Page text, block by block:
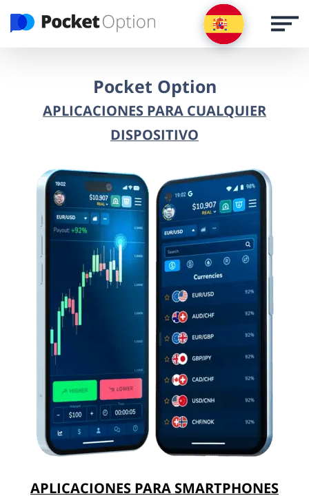
Pocket Option
APLICACIONES PARA CUALQUIER
DISPOSITIVO
APLICACIONES PARA SMARTPHONES
INICIAR SESIÓN
Registrarse por correo electrónico
REGISTRARSE
INICIAR SESIÓN